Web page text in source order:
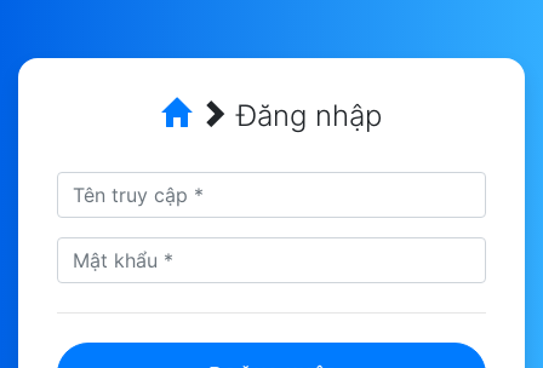
Đăng nhập